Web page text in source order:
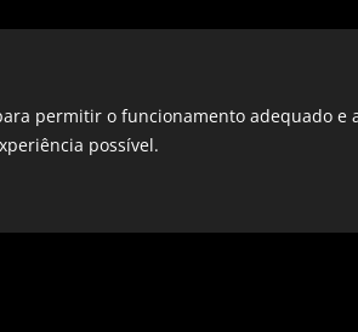
permitir o funcionamento adequado e
possível.